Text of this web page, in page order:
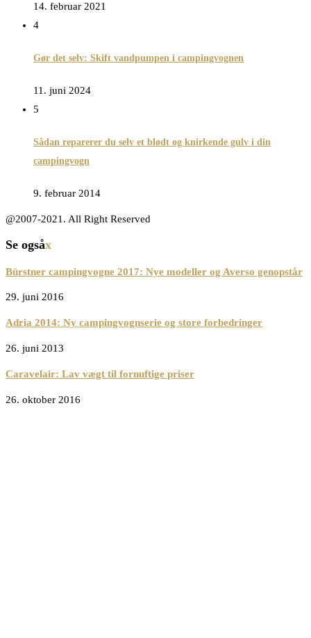
14. februar 2021
4
Gør det selv: Skift vandpumpen i campingvognen
11. juni 2024
5
Sådan reparerer du selv et blødt og knirkende gulv i din
campingvogn
9. februar 2014
@2007-2021. All Right Reserved
Se ogsåx
Bürstner campingvogne 2017: Nye modeller og Averso genopstår
29. juni 2016
Adria 2014: Ny campingvognserie og store forbedringer
26. juni 2013
Caravelair: Lav vægt til fornuftige priser
26. oktober 2016